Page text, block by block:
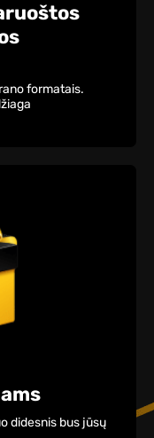
formatais.
didesnis bus jūsų